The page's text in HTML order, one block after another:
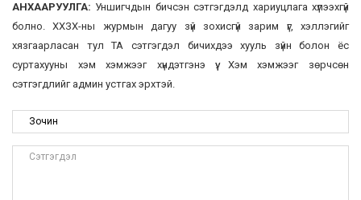
АНХААРУУЛГА: Уншигчдын бичсэн сэтгэгдэлд хариуцлага хүлээхгүй
болно. ХХЗХ-ны журмын дагуу зүй зохисгүй зарим үг, хэллэгийг
хязгаарласан тул ТА сэтгэгдэл бичихдээ хууль зүйн болон ёс
суртахууны хэм хэмжээг хүндэтгэнэ үү. Хэм хэмжээг зөрчсөн
сэтгэгдлийг админ устгах эрхтэй.